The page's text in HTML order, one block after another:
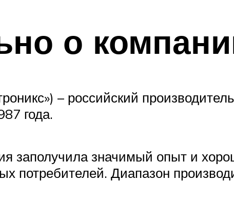
о
– российский
года.
заполучила значимый опыт и
потребителей. Диапазон